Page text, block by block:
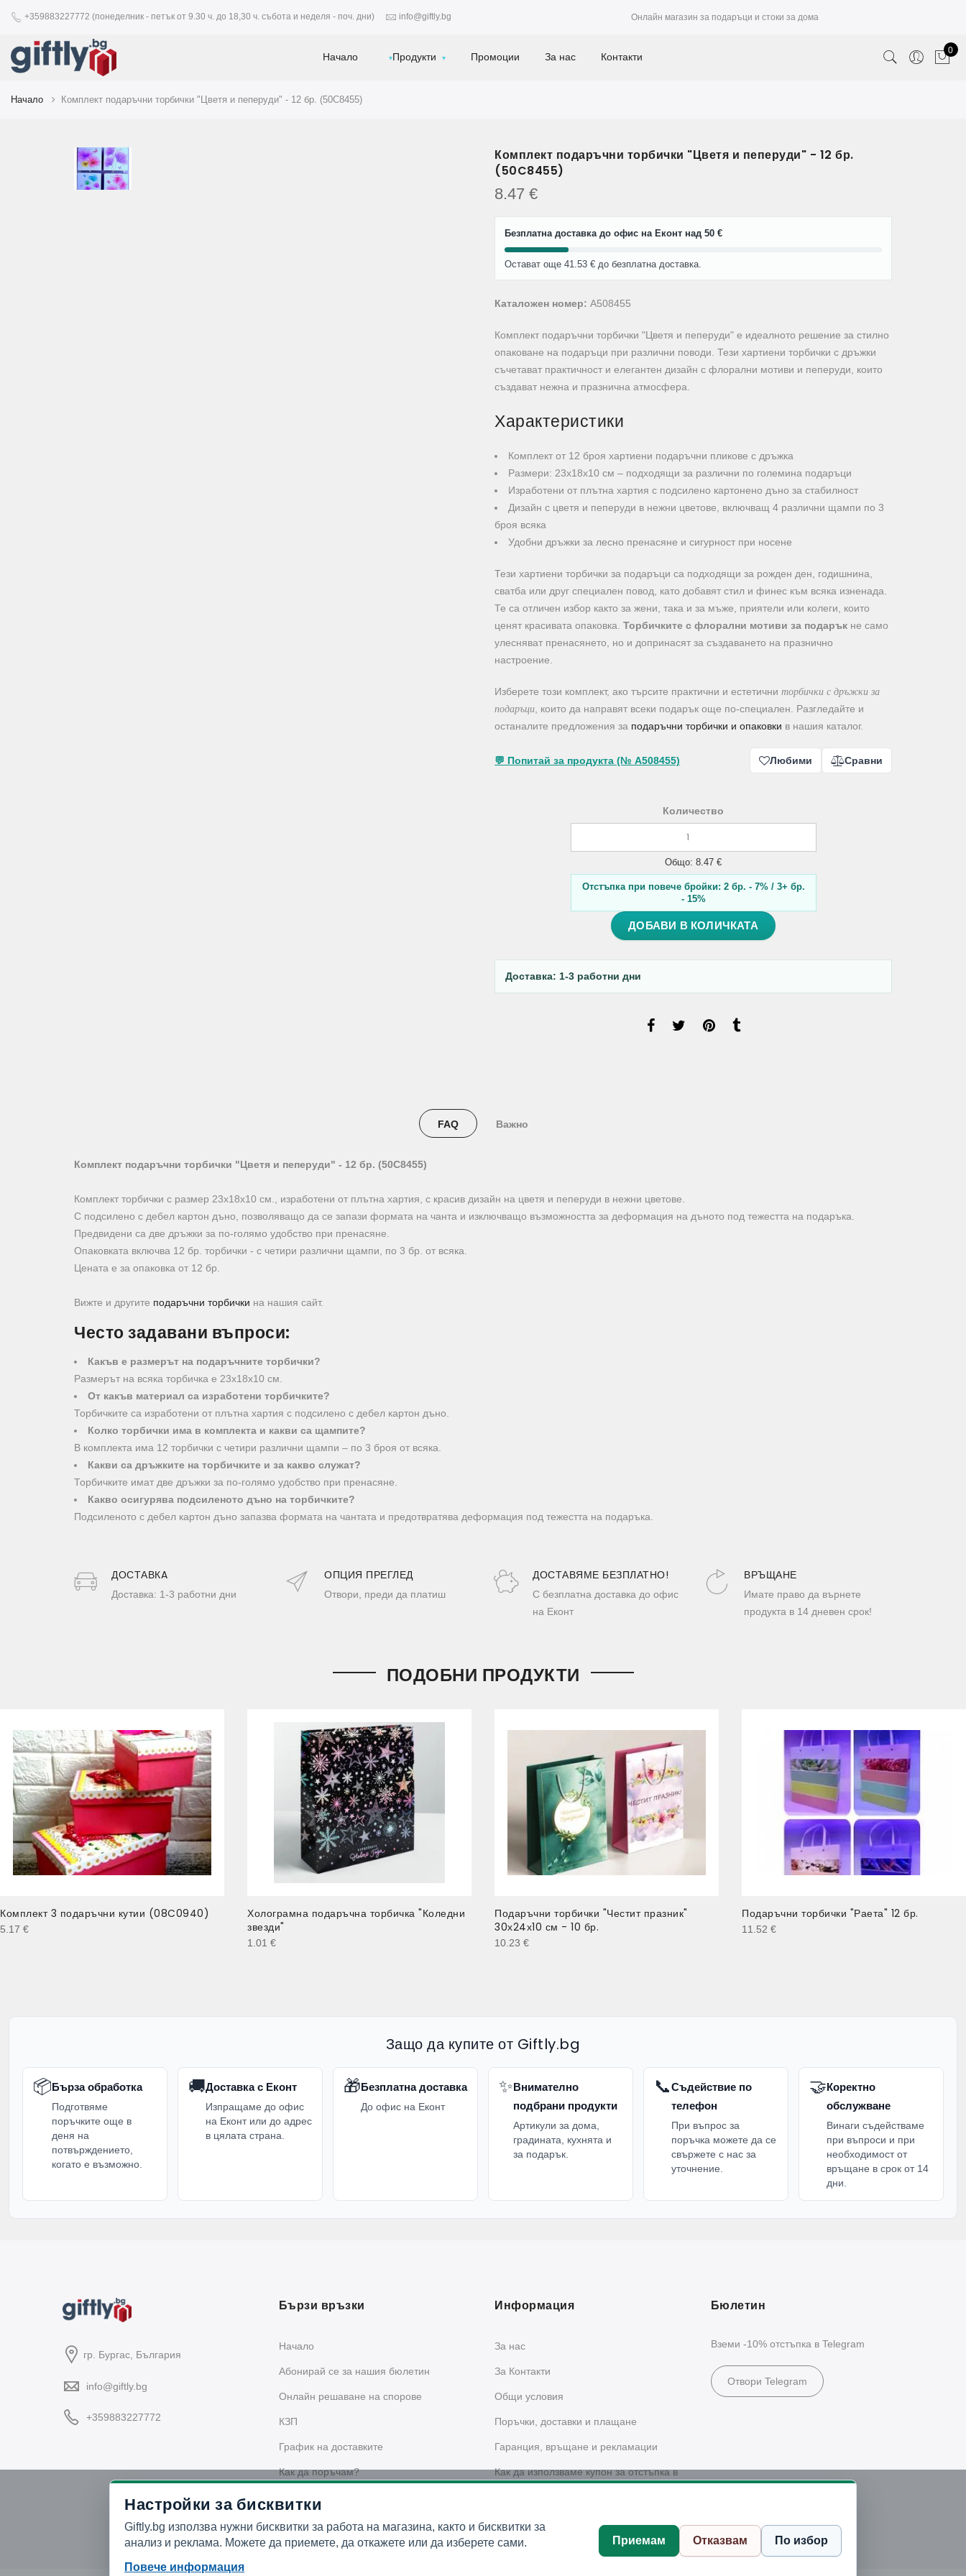
+359883227772 (понеделник - петък от 9.30 ч. до 18,30 ч. събота и неделя - поч. дни) info@giftly.bg Онлайн магазин за подаръци и стоки за дома
Начало Продукти Промоции За нас Контакти 0
Начало Комплект подаръчни торбички "Цветя и пеперуди" - 12 бр. (50C8455)
Комплект подаръчни торбички "Цветя и пеперуди" - 12 бр.
(50C8455)
8.47 €
Безплатна доставка до офис на Еконт над 50 €
Остават още 41.53 € до безплатна доставка.
Каталожен номер: A508455
Комплект подаръчни торбички "Цветя и пеперуди" е идеалното решение за стилно
опаковане на подаръци при различни поводи. Тези хартиени торбички с дръжки
съчетават практичност и елегантен дизайн с флорални мотиви и пеперуди, които
създават нежна и празнична атмосфера.
Характеристики
Комплект от 12 броя хартиени подаръчни пликове с дръжка
Размери: 23х18х10 см – подходящи за различни по големина подаръци
Изработени от плътна хартия с подсилено картонено дъно за стабилност
Дизайн с цветя и пеперуди в нежни цветове, включващ 4 различни щампи по 3
броя всяка
Удобни дръжки за лесно пренасяне и сигурност при носене
Тези хартиени торбички за подаръци са подходящи за рожден ден, годишнина,
сватба или друг специален повод, като добавят стил и финес към всяка изненада.
Те са отличен избор както за жени, така и за мъже, приятели или колеги, които
ценят красивата опаковка. Торбичките с флорални мотиви за подарък не само
улесняват пренасянето, но и допринасят за създаването на празнично
настроение.
Изберете този комплект, ако търсите практични и естетични торбички с дръжки за
подаръци , които да направят всеки подарък още по-специален. Разгледайте и
останалите предложения за подаръчни торбички и опаковки в нашия каталог.
💬 Попитай за продукта (№ A508455) Любими Сравни
Количество
Общо: 8.47 €
Отстъпка при повече бройки: 2 бр. - 7% / 3+ бр.
- 15%
ДОБАВИ В КОЛИЧКАТА
Доставка: 1-3 работни дни
FAQ Важно
Комплект подаръчни торбички "Цветя и пеперуди" - 12 бр. (50C8455)
Комплект торбички с размер 23х18х10 см., изработени от плътна хартия, с красив дизайн на цветя и пеперуди в нежни цветове.
С подсилено с дебел картон дъно, позволяващо да се запази формата на чанта и изключващо възможността за деформация на дъното под тежестта на подаръка.
Предвидени са две дръжки за по-голямо удобство при пренасяне.
Опаковката включва 12 бр. торбички - с четири различни щампи, по 3 бр. от всяка.
Цената е за опаковка от 12 бр.
Вижте и другите подаръчни торбички на нашия сайт.
Често задавани въпроси:
Какъв е размерът на подаръчните торбички?
Размерът на всяка торбичка е 23х18х10 см.
От какъв материал са изработени торбичките?
Торбичките са изработени от плътна хартия с подсилено с дебел картон дъно.
Колко торбички има в комплекта и какви са щампите?
В комплекта има 12 торбички с четири различни щампи – по 3 броя от всяка.
Какви са дръжките на торбичките и за какво служат?
Торбичките имат две дръжки за по-голямо удобство при пренасяне.
Какво осигурява подсиленото дъно на торбичките?
Подсиленото с дебел картон дъно запазва формата на чантата и предотвратява деформация под тежестта на подаръка.
ДОСТАВКA
Доставка: 1-3 работни дни
ОПЦИЯ ПРЕГЛЕД
Отвори, преди да платиш
ДОСТАВЯМЕ БЕЗПЛАТНО!
С безплатна доставка до офис
на Еконт
ВРЪЩАНЕ
Имате право да върнете
продукта в 14 дневен срок!
ПОДОБНИ ПРОДУКТИ
Комплект 3 подаръчни кутии (08C0940)
5.17 €
Холограмна подаръчна торбичка "Коледни
звезди"
1.01 €
Подаръчни торбички "Честит празник"
30х24х10 см - 10 бр.
10.23 €
Подаръчни торбички "Раета" 12 бр.
11.52 €
Защо да купите от Giftly.bg
📦Бърза обработка
Подготвяме
поръчките още в
деня на
потвърждението,
когато е възможно.
🚚Доставка с Еконт
Изпращаме до офис
на Еконт или до адрес
в цялата страна.
🎁Безплатна доставка
До офис на Еконт
✨Внимателно
подбрани продукти
Артикули за дома,
градината, кухнята и
за подарък.
📞Съдействие по
телефон
При въпрос за
поръчка можете да се
свържете с нас за
уточнение.
🤝Коректно
обслужване
Винаги съдействаме
при въпроси и при
необходимост от
връщане в срок от 14
дни.
гр. Бургас, България
info@giftly.bg
+359883227772
Бързи връзки
Начало
Абонирай се за нашия бюлетин
Oнлайн решаване на спорове
КЗП
График на доставките
Как да поръчам?
Информация
За нас
За Контакти
Общи условия
Поръчки, доставки и плащане
Гаранция, връщане и рекламации
Как да използваме купон за отстъпка в
Бюлетин
Вземи -10% отстъпка в Telegram
Отвори Telegram
Настройки за бисквитки
Giftly.bg използва нужни бисквитки за работа на магазина, както и бисквитки за
анализ и реклама. Можете да приемете, да откажете или да изберете сами.
Повече информация
Приемам Отказвам По избор